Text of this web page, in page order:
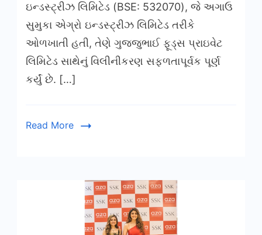
ઇન્ડસ્ટ્રીઝ લિમિટેડ (BSE: 532070), જે અગાઉ
સુમુકા એગ્રો ઇન્ડસ્ટ્રીઝ લિમિટેડ તરીકે
ઓળખાતી હતી, તેણે ગુજ્જુભાઈ ફૂડ્સ પ્રાઇવેટ
લિમિટેડ સાથેનું વિલીનીકરણ સફળતાપૂર્વક પૂર્ણ
કર્યું છે. […]
Read More